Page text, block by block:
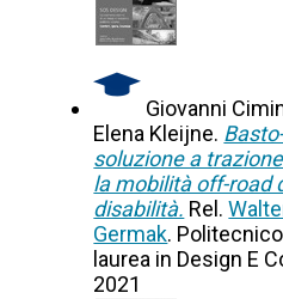
Giovanni
Elena Kleijne.
soluzione a
la mobilità off-road
disabilità. Rel.
Germak.
laurea in Design E
2021